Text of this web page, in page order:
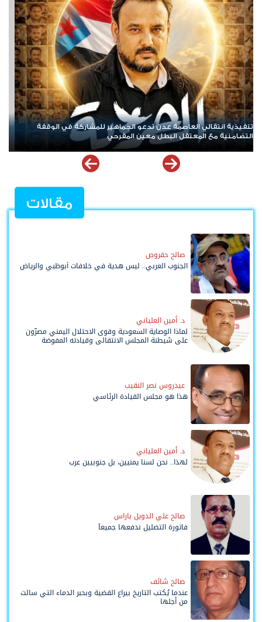
الغاز المنزلي.. أزمة تتكرر بلا حلول هل تحولت معاناة المواطنين في عدن
والمحافظات إلى ورقة ضغط أم نتيجة لفشل الإدارة؟
مقالات
صالح حقروص
الجنوب العربي.. ليس هدية في خلافات أبوظبي والرياض
د. أمين العلياني
لماذا الوصاية السعودية وقوى الاحتلال اليمني مصرّون
على شيطنة المجلس الانتقالي وقيادته المفوضة
وحواضنه الشعبية؟
عيدروس نصر النقيب
هذا هو مجلس القيادة الرئاسي
د. أمين العلياني
لهذا.. نحن لسنا يمنيين، بل جنوبيين عرب
صالح علي الدويل باراس
فاتورة التضليل ندفعها جميعاً
صالح شائف
عندما يُكتب التاريخ بيراع القضية وبحبر الدماء التي سالت
من أجلها